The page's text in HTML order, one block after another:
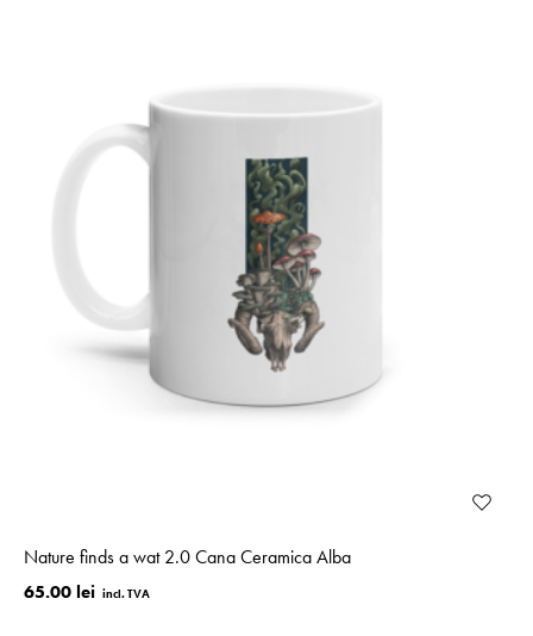
Nature finds a wat 2.0 Cana Ceramica Alba
65.00 lei